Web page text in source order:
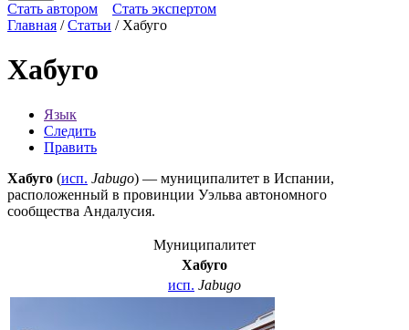
Стать автором
Стать экспертом
Главная /Статьи / Хабуго
Хабуго
Язык
Следить
Править
Хабуго (исп. Jabugo) — муниципалитет в Испании,
расположенный в провинции Уэльва автономного
сообщества Андалусия.
Муниципалитет
Хабуго
исп. Jabugo